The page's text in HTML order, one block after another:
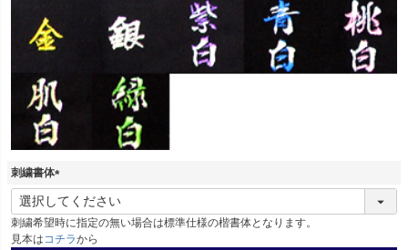
刺繍書体
(
必
須
)
刺繍希望時に指定の無い場合は標準仕様の楷書体となります。
見本はコチラから